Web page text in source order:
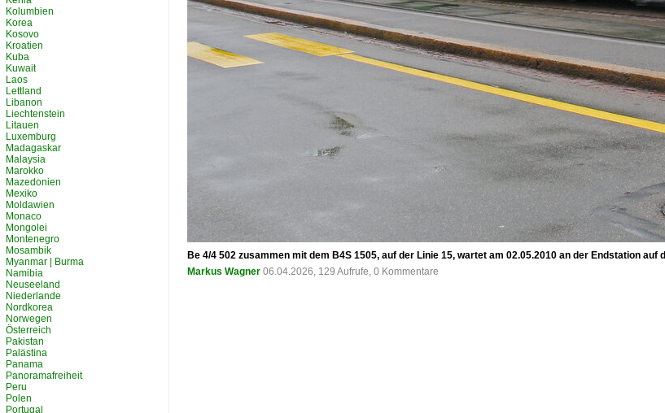
Be 4/4 502 zusammen mit dem B4S 1505, auf der Linie 15, wartet am 02.05.2010 an der Endstation
Markus Wagner 06.04.2026, 129 Aufrufe, 0 Kommentare
Kolumbien
Korea
Kosovo
Kroatien
Kuba
Kuwait
Laos
Lettland
Libanon
Liechtenstein
Litauen
Luxemburg
Madagaskar
Malaysia
Marokko
Mazedonien
Mexiko
Moldawien
Monaco
Mongolei
Montenegro
Mosambik
Myanmar | Burma
Namibia
Neuseeland
Niederlande
Nordkorea
Norwegen
Österreich
Pakistan
Palästina
Panama
Panoramafreiheit
Peru
Polen
Portugal